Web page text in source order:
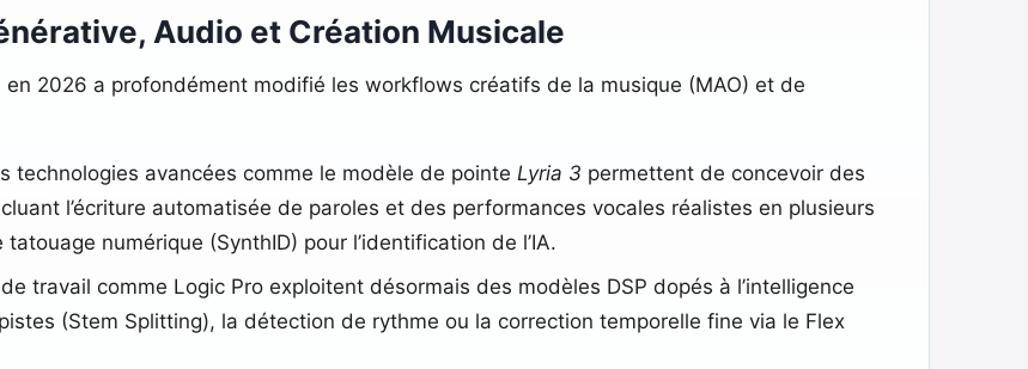
Audio et Création Musicale
en 2026 a profondément modifié les workflows créatifs de la musique (MAO) et de
technologies avancées comme le modèle de pointe Lyria 3 permettent de concevoir des
l’écriture automatisée de paroles et des performances vocales réalistes en plusieurs
numérique (SynthID) pour l’identification de l’IA.
travail comme Logic Pro exploitent désormais des modèles DSP dopés à l’intelligence
(Stem Splitting), la détection de rythme ou la correction temporelle fine via le Flex